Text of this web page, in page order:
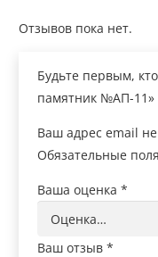
Отзывов пока нет.
Будьте первым,
памятник №АП-11»
Ваш адрес email
Обязательные
Ваша оценка *
Ваш отзыв *